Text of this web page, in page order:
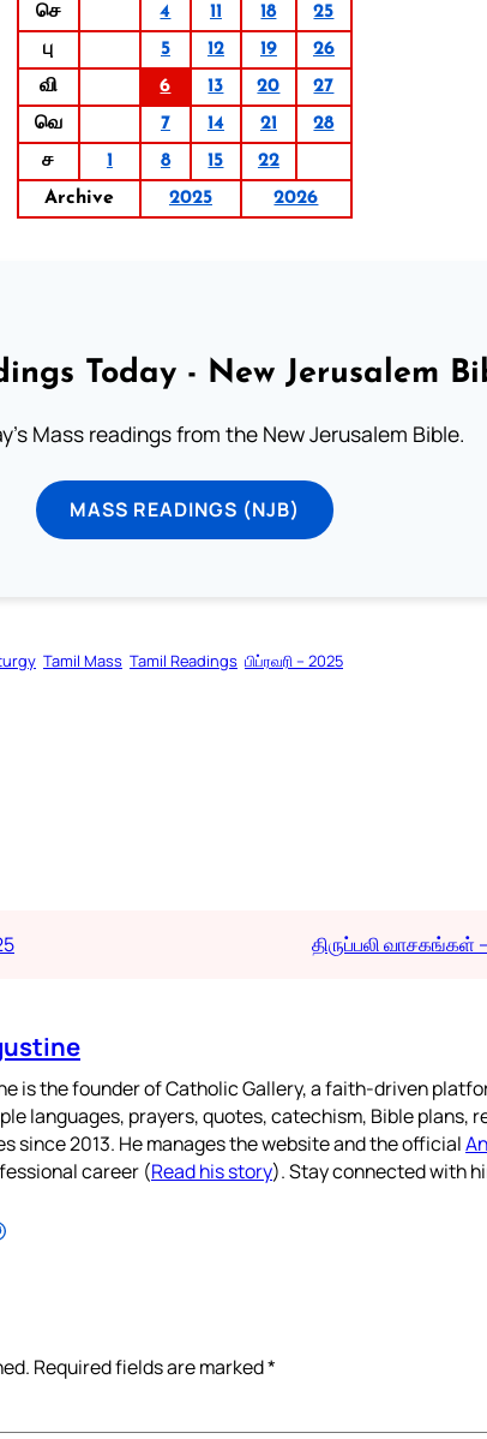
செ
4 11 18
25
பு
5 12 19
26
வி
6 13 20
27
வெ
7 14 21
28
ச
1 8 15
22
Archive
2025 2026
Today - New Jerusalem
Mass readings from the New Jerusalem Bible.
MASS READINGS (NJB)
Tamil Mass Tamil Readings பிப்ரவரி – 2025
திருப்பலி வாசகங்கள்
is the founder of Catholic Gallery, a faith-driven
languages, prayers, quotes, catechism, Bible plans,
since 2013. He manages the website and the official
career (Read his story). Stay connected with
Required fields are marked*